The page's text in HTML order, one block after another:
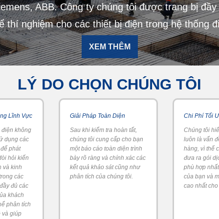
ABB. Công ty chúng tôi được trang bị
thí nghiệm cho các thiết bị điện trong hệ thống
XEM THÊM
LÝ DO CHỌN CHÚNG TÔI
Lĩnh Vực
điện không
dụng các
phát
hỏi kiến
và kinh
các
đủ các
khách
phân tích
và giúp
Giải Pháp Toàn Diện
Sau khi kiểm tra hoàn tất,
chúng tôi cung cấp cho bạn
một báo cáo toàn diện trình
bày rõ ràng và chính xác các
kết quả khảo sát cũng như
phân tích của chúng tôi.
Chi Phí Tối
Chúng tôi
luôn là vấn
hàng, vì thế
đưa ra gói
phù hợp
của bạn và
cao nhất